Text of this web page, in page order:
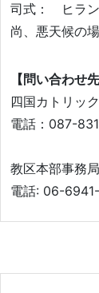
司式： ヒラン
尚、悪天候の
【問い合わせ先
四国カトリッ
電話：087-
教区本部事務
電話: 06-